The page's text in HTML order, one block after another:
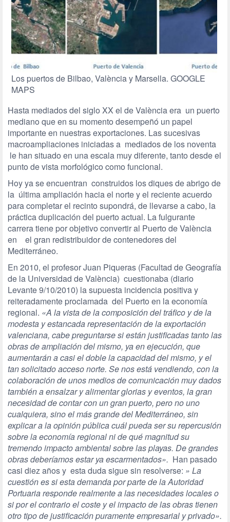
Los puertos de Bilbao, València y Marsella. GOOGLE
MAPS
Hasta mediados del siglo XX el de València era un puerto
mediano que en su momento desempeñó un papel
importante en nuestras exportaciones. Las sucesivas
macroampliaciones iniciadas a mediados de los noventa
le han situado en una escala muy diferente, tanto desde el
punto de vista morfológico como funcional.
Hoy ya se encuentran construidos los diques de abrigo de
la última ampliación hacia el norte y el reciente acuerdo
para completar el recinto supondrá, de llevarse a cabo, la
práctica duplicación del puerto actual. La fulgurante
carrera tiene por objetivo convertir al Puerto de València
en el gran redistribuidor de contenedores del
Mediterráneo.
En 2010, el profesor Juan Piqueras (Facultad de Geografía
de la Universidad de València) cuestionaba (diario
Levante 9/10/2010) la supuesta incidencia positiva y
reiteradamente proclamada del Puerto en la economía
regional. «A la vista de la composición del tráfico y de la
modesta y estancada representación de la exportación
valenciana, cabe preguntarse si están justificadas tanto las
obras de ampliación del mismo, ya en ejecución, que
aumentarán a casi el doble la capacidad del mismo, y el
tan solicitado acceso norte. Se nos está vendiendo, con la
colaboración de unos medios de comunicación muy dados
también a ensalzar y alimentar glorias y eventos, la gran
necesidad de contar con un gran puerto, pero no uno
cualquiera, sino el más grande del Mediterráneo, sin
explicar a la opinión pública cuál pueda ser su repercusión
sobre la economía regional ni de qué magnitud su
tremendo impacto ambiental sobre las playas. De grandes
obras deberíamos estar ya escarmentados». Han pasado
casi diez años y esta duda sigue sin resolverse: » La
cuestión es si esta demanda por parte de la Autoridad
Portuaria responde realmente a las necesidades locales o
si por el contrario el coste y el impacto de las obras tienen
otro tipo de justificación puramente empresarial y privado».